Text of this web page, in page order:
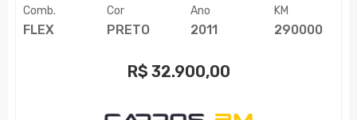
Comb.
FLEX
Cor
PRETO
Ano
2011
KM
290000
R$ 32.900,00